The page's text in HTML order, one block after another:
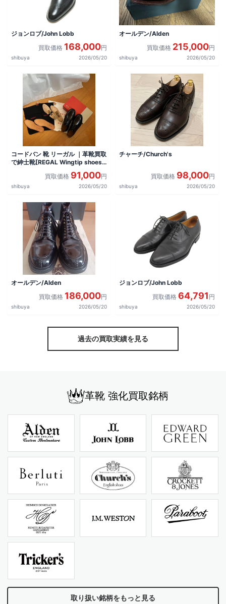
ジョンロブ/John Lobb
買取価格 168,000円
shibuya 2026/05/20
オールデン/Alden
買取価格 215,000円
shibuya 2026/05/20
コードバン 靴 リーガル ｜革靴買取
で紳士靴[REGAL Wingtip shoes]
買取価格 91,000円
shibuya 2026/05/20
チャーチ/Church's
買取価格 98,000円
shibuya 2026/05/20
オールデン/Alden
買取価格 186,000円
shibuya 2026/05/20
ジョンロブ/John Lobb
買取価格 64,791 円
shibuya 2026/05/20
過去の買取実績を見る
革靴 強化買取銘柄
取り扱い銘柄をもっと見る